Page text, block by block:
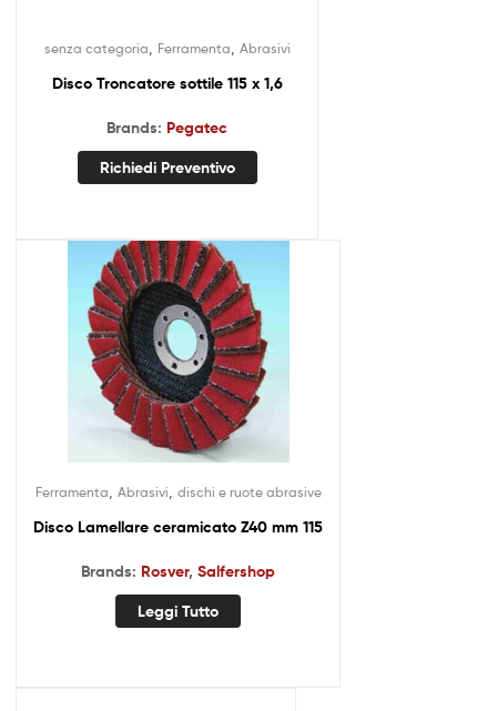
senza categoria, Ferramenta, Abrasivi
Disco Troncatore sottile 115 x 1,6
Brands: Pegatec
Richiedi Preventivo
Ferramenta Abrasivi dischi e ruote abrasive
Disco Lamellare ceramicato Z40 mm 115
Brands: Rosver, Salfershop
Leggi Tutto